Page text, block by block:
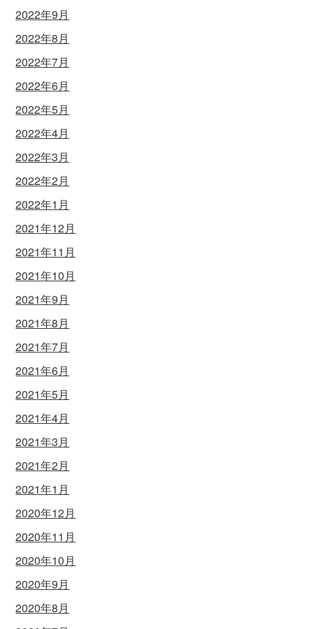
2022年9月
2022年8月
2022年7月
2022年6月
2022年5月
2022年4月
2022年3月
2022年2月
2022年1月
2021年12月
2021年11月
2021年10月
2021年9月
2021年8月
2021年7月
2021年6月
2021年5月
2021年4月
2021年3月
2021年2月
2021年1月
2020年12月
2020年11月
2020年10月
2020年9月
2020年8月